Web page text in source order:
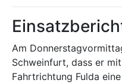
Am
Schweinfurt, dass er
Fahrtrichtung Fulda